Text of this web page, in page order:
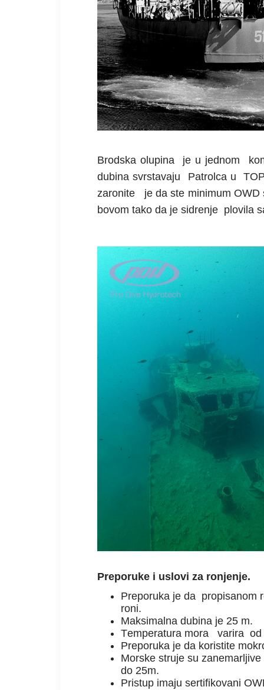
Brodska olupina je u jednom
dubina svrstavaju
Patrolca u
zaronite
je da ste minimum
bovom tako da je sidrenje plovila
Preporuke i uslovi za ronjenje.
Preporuka je da propisanom
roni.
Maksimalna dubina je 25 m.
Temperatura mora varira od
Preporuka je da koristite
Morske struje su
do 25m.
Pristup imaju sertifikovani